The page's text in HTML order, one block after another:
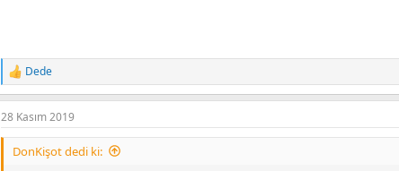
R
e
a
c
t
Dede
28 Kasım 2019
DonKişot dedi ki: